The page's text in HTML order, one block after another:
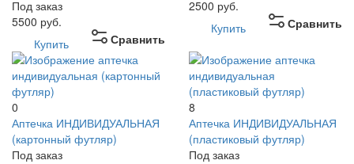
Под заказ
5500 руб.
Сравнить
Купить
2500 руб.
Сравнить
Купить
0
Аптечка ИНДИВИДУАЛЬНАЯ
(картонный футляр)
Под заказ
8
Аптечка ИНДИВИДУАЛЬНАЯ
(пластиковый футляр)
Под заказ